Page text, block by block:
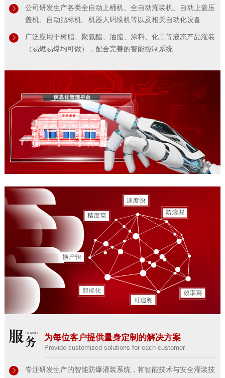
公司研发生产各类全自动上桶机、全自动灌装机、自动上盖压
盖机、自动贴标机、机器人码垛机等以及相关自动化设备
广泛应用于树脂、聚氨酯、油脂、涂料、化工等液态产品灌装
（易燃易爆均可做），配合完善的智能控制系统
为每位客户提供量身定制的解决方案
Provide customized solutions for each customer
专注研发生产的智能防爆灌装系统，将智能技术与安全灌装技